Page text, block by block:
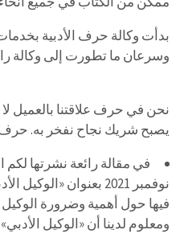
بدأت وكالة حرف الأدبية
وسرعان ما تطورت إلى وكالة
نحن في حرف علاقتنا بالعميل لا
يصبح شريك نجاح نفخر به.
نوفمبر 2021 بعنوان
فيها حول أهمية وضرورة
ومعلوم لدينا أن «الوكيل